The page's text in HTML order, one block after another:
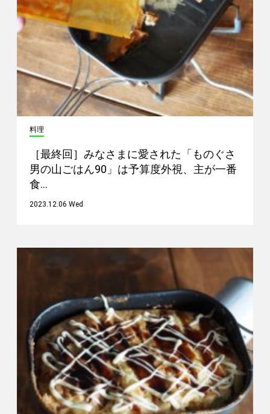
料理
［最終回］みなさまに愛された「ものぐさ
男の山ごはん90」は予算度外視、主が一番
食…
2023.12.06 Wed